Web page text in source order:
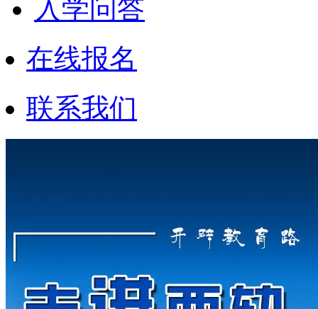
入学问答
在线报名
联系我们